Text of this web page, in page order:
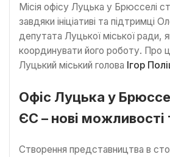
Місія офісу Луцька у Брюсселі
завдяки ініціативі та підтримці
депутата Луцької міської ради,
координувати його роботу. Про
Луцький міський голова Ігор
Офіс Луцька у
ЄС – нові можливості
Створення представництва в